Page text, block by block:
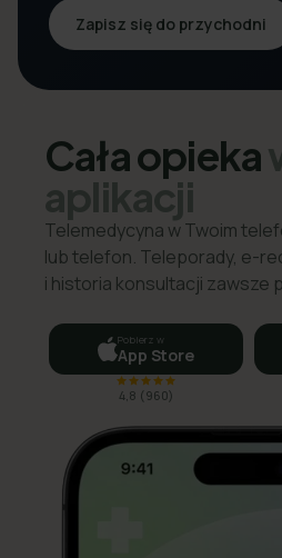
Zapisz się do przychodni
Cała opieka
aplikacji
Telemedycyna w Twoim
lub telefon. Teleporady, e-
i historia konsultacji zawsze
Pobierz w
App Store
4,8 ( 960)